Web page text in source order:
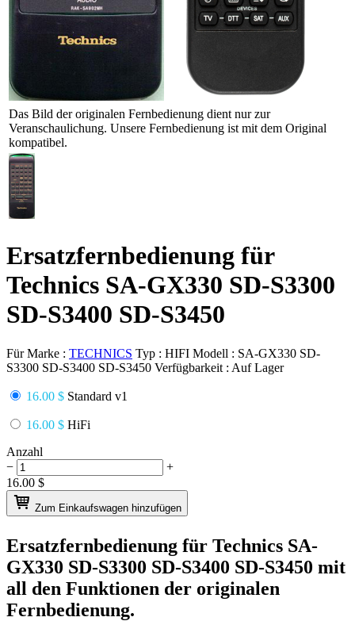
Das Bild der originalen Fernbedienung dient nur zur
Veranschaulichung. Unsere Fernbedienung ist mit dem Original
kompatibel.
Ersatzfernbedienung für
Technics SA-GX330 SD-S3300
SD-S3400 SD-S3450
Für Marke : TECHNICS Typ : HIFI Modell : SA-GX330 SD-
S3300 SD-S3400 SD-S3450 Verfügbarkeit : Auf Lager
16.00 $ Standard v1
16.00 $ HiFi
Anzahl
−
+
16.00 $
Zum Einkaufswagen hinzufügen
Ersatzfernbedienung für Technics SA-
GX330 SD-S3300 SD-S3400 SD-S3450 mit
all den Funktionen der originalen
Fernbedienung.